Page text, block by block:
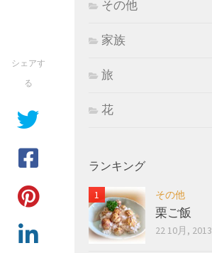
シェアす
る
その他
家族
旅
花
ランキング
その他
栗ご飯
22 10月, 2013